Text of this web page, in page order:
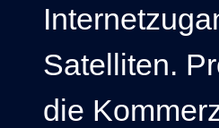
Satelliten.
die